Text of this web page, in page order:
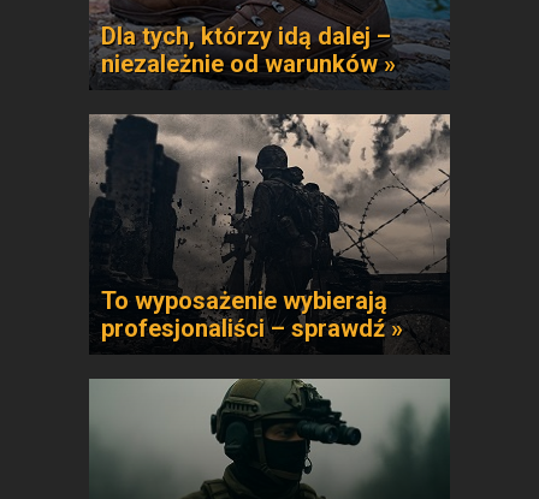
Dla tych, którzy idą dalej –
niezależnie od warunków »
To wyposażenie wybierają
profesjonaliści – sprawdź »